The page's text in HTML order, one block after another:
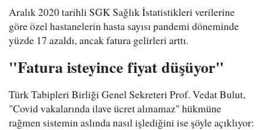
Aralık 2020 tarihli SGK Sağlık İstatistikleri verilerine
göre özel hastanelerin hasta sayısı pandemi döneminde
yüzde 17 azaldı, ancak fatura gelirleri arttı.
"Fatura isteyince fiyat düşüyor"
Türk Tabipleri Birliği Genel Sekreteri Prof. Vedat Bulut,
"Covid vakalarında ilave ücret alınamaz" hükmüne
rağmen sistemin aslında nasıl işlediğini ise şöyle açıklıyor: